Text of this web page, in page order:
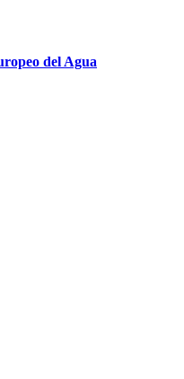
del Agua